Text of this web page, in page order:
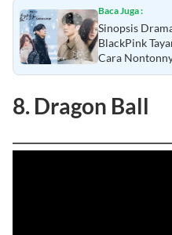
Baca Juga :
Sinopsis
BlackPink
Cara
8. Dragon Ball